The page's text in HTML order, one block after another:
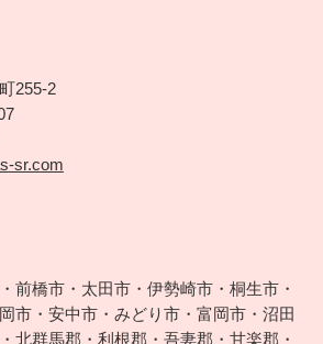
255-2
sr.com
前橋市・太田市・伊勢崎市・桐生市・
市・安中市・みどり市・富岡市・沼田
北群馬郡・利根郡・吾妻郡・甘楽郡・